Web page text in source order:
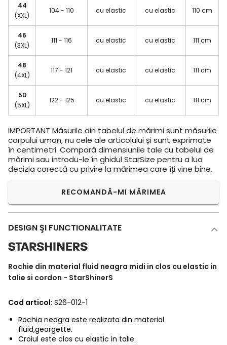
44
(XXL)
104 - 110 cu elastic cu elastic 110 cm
46
(3XL)
111 - 116 cu elastic cu elastic 111 cm
48
(4XL)
117 - 121 cu elastic cu elastic 111 cm
50
(5XL)
122 - 125 cu elastic cu elastic 111 cm
IMPORTANT Măsurile din tabelul de mărimi sunt măsurile
corpului uman, nu cele ale articolului și sunt exprimate
în centimetri. Compară dimensiunile tale cu tabelul de
mărimi sau introdu-le în ghidul StarSize pentru a lua
decizia corectă cu privire la mărimea care îți vine bine.
RECOMANDĂ-MI MĂRIMEA
DESIGN ŞI FUNCTIONALITATE
Rochie din material fluid neagra midi in clos cu elastic in
talie si cordon - StarShinerS
Cod articol: S26-012-1
Rochia neagra este realizata din material
fluid,georgette.
Croiul este clos cu elastic in talie.